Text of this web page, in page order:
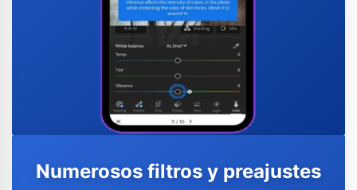
Numerosos filtros y preajustes